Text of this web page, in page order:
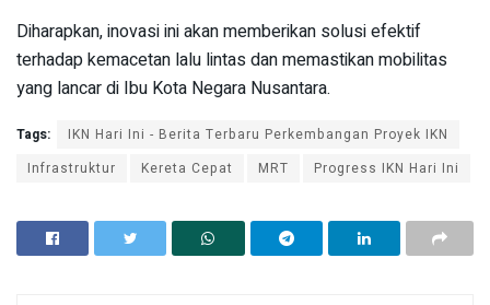
Diharapkan, inovasi ini akan memberikan solusi efektif
terhadap kemacetan lalu lintas dan memastikan mobilitas
yang lancar di Ibu Kota Negara Nusantara.
Tags:
IKN Hari Ini - Berita Terbaru Perkembangan Proyek IKN
Infrastruktur
Kereta Cepat MRT Progress IKN Hari Ini